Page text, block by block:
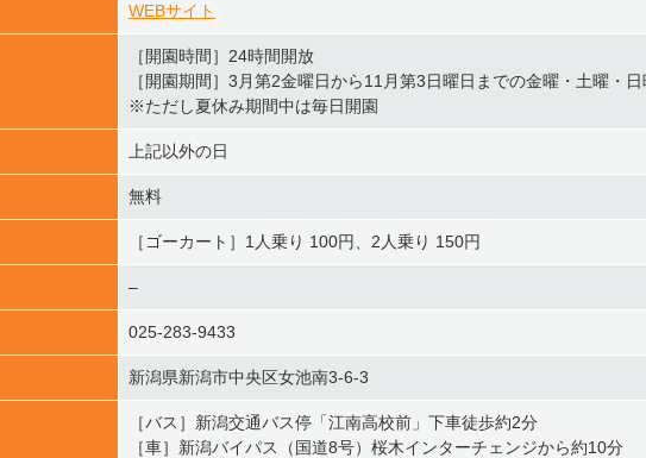
WEBサイト
［開園時間］24時間開放
［開園期間］3月第2金曜日から11月第3日曜日までの金曜・土曜・
※ただし夏休み期間中は毎日開園
上記以外の日
無料
［ゴーカート］1人乗り 100円、2人乗り 150円
–
025-283-9433
新潟県新潟市中央区女池南3-6-3
［バス］新潟交通バス停「江南高校前」下車徒歩約2分
［車］新潟バイパス（国道8号）桜木インターチェンジから約10分